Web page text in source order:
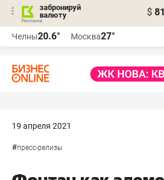
забронируй
валюту
$
Челны20.6° Москва27°
19 апреля 2021
#пресс-релизы